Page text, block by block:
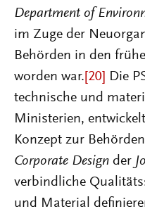
Department of
im Zuge der
Behörden in den
worden war. [20] Die
technische und
Ministerien,
Konzept zur
Corporate Design der
verbindliche
und Material